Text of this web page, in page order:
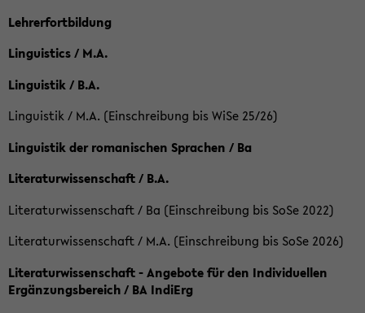
Lehrerfortbildung
Linguistics / M.A.
Linguistik / B.A.
Linguistik / M.A. (Einschreibung bis WiSe 25/26)
Linguistik der romanischen Sprachen / Ba
Literaturwissenschaft / B.A.
Literaturwissenschaft / Ba (Einschreibung bis SoSe 2022)
Literaturwissenschaft / M.A. (Einschreibung bis SoSe 2026)
Literaturwissenschaft - Angebote für den Individuellen
Ergänzungsbereich / BA IndiErg